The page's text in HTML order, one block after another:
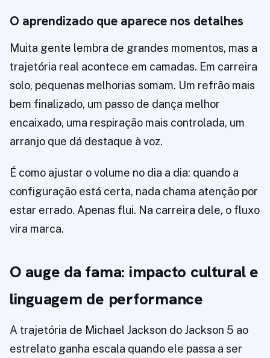
O aprendizado que aparece nos detalhes
Muita gente lembra de grandes momentos, mas a
trajetória real acontece em camadas. Em carreira
solo, pequenas melhorias somam. Um refrão mais
bem finalizado, um passo de dança melhor
encaixado, uma respiração mais controlada, um
arranjo que dá destaque à voz.
É como ajustar o volume no dia a dia: quando a
configuração está certa, nada chama atenção por
estar errado. Apenas flui. Na carreira dele, o fluxo
vira marca.
O auge da fama: impacto cultural e
linguagem de performance
A trajetória de Michael Jackson do Jackson 5 ao
estrelato ganha escala quando ele passa a ser